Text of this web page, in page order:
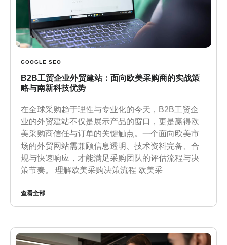
GOOGLE SEO
B2B工贸企业外贸建站：面向欧美采购商的实战策
略与南新科技优势
在全球采购趋于理性与专业化的今天，B2B工贸企
业的外贸建站不仅是展示产品的窗口，更是赢得欧
美采购商信任与订单的关键触点。一个面向欧美市
场的外贸网站需兼顾信息透明、技术资料完备、合
规与快速响应，才能满足采购团队的评估流程与决
策节奏。 理解欧美采购决策流程 欧美采
查看全部